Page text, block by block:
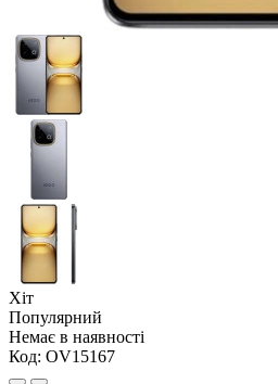
Хіт
Популярний
Немає в наявності
Код: OV15167